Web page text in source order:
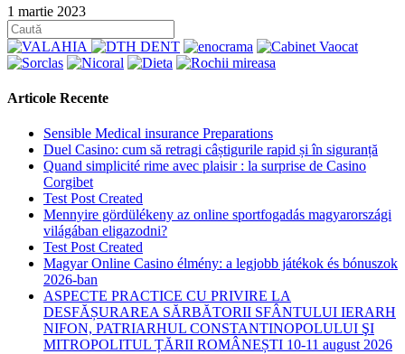
1 martie 2023
Articole Recente
Sensible Medical insurance Preparations
Duel Casino: cum să retragi câștigurile rapid și în siguranță
Quand simplicité rime avec plaisir : la surprise de Casino
Corgibet
Test Post Created
Mennyire gördülékeny az online sportfogadás magyarországi
világában eligazodni?
Test Post Created
Magyar Online Casino élmény: a legjobb játékok és bónuszok
2026-ban
ASPECTE PRACTICE CU PRIVIRE LA
DESFĂȘURAREA SĂRBĂTORII SFÂNTULUI IERARH
NIFON, PATRIARHUL CONSTANTINOPOLULUI ŞI
MITROPOLITUL ȚĂRII ROMÂNEȘTI 10-11 august 2026